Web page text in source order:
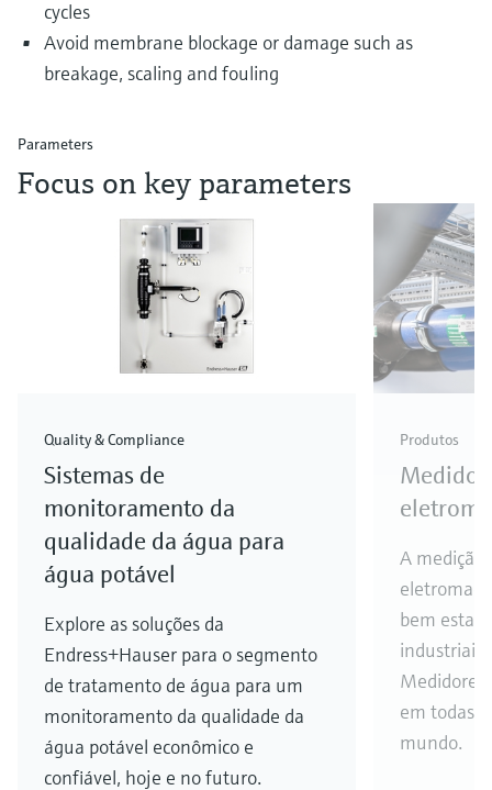
cycles
Avoid membrane blockage or damage such as
breakage, scaling and fouling
Parameters
Focus on key parameters
Quality & Compliance
Sistemas de
monitoramento da
qualidade da água para
água potável
Explore as soluções da
Endress+Hauser para o segmento
de tratamento de água para um
monitoramento da qualidade da
água potável econômico e
confiável, hoje e no futuro.
Produtos
A medição
bem
industriais
Medidores
em todas
mundo.